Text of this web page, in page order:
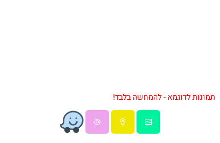
תמונות לדוגמא - להמחשה בלבד!